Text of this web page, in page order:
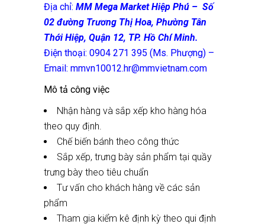
Địa chỉ: MM Mega Market Hiệp Phú – Số
02 đường Trương Thị Hoa, Phường Tân
Thới Hiệp, Quận 12, TP. Hồ Chí Minh.
Điện thoại: 0904 271 395 (Ms. Phượng) –
Email: mmvn10012.hr@mmvietnam.com
Mô tả công việc
Nhận hàng và sắp xếp kho hàng hóa
theo quy định.
Chế biến bánh theo công thức
Sắp xếp, trưng bày sản phẩm tại quầy
trưng bày theo tiêu chuẩn
Tư vấn cho khách hàng về các sản
phẩm
Tham gia kiểm kê định kỳ theo qui định